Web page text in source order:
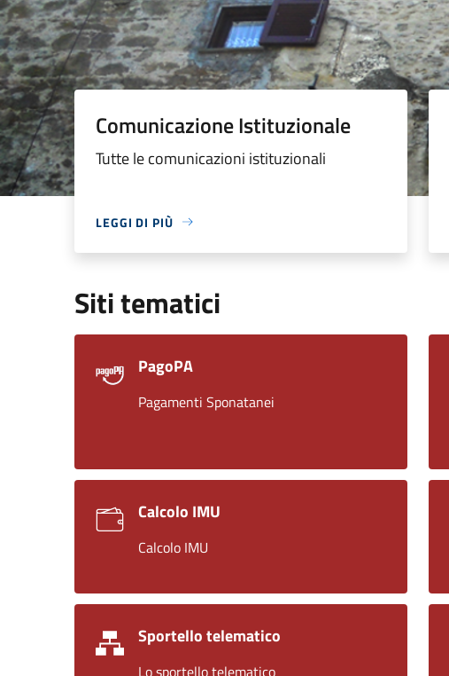
Comunicazione Istituzionale
Tutte le comunicazioni istituzionali
LEGGI DI PIÙ
Siti tematici
PagoPA
Pagamenti Sponatanei
Calcolo IMU
Calcolo IMU
Sportello telematico
Lo sportello telematico